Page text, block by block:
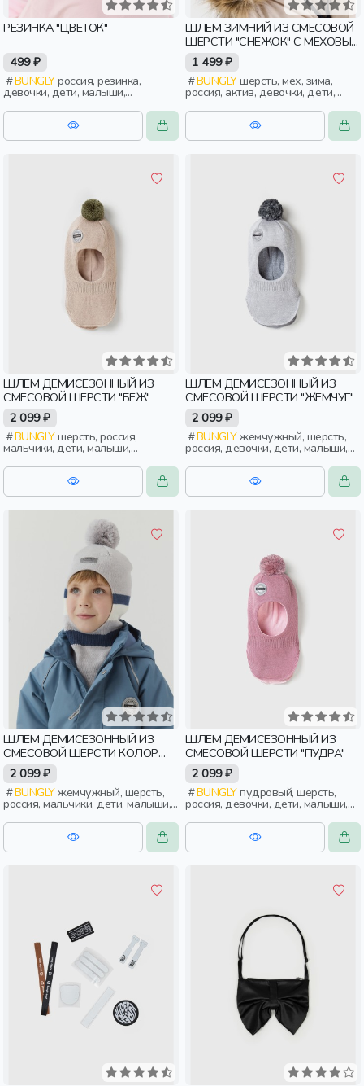
РЕЗИНКА "ЦВЕТОК"
499 ₽
BUNGLYроссия, резинка,
девочки, дети, малыши,
ШЛЕМ ЗИМНИЙ ИЗ СМЕСОВОЙ
ШЕРСТИ "СНЕЖОК" С МЕХОВЫМ
ПОМПОНОМ
1 499 ₽
BUNGLYшерсть, мех, зима,
россия, актив, девочки, дети,
малыши, дошкольники
ШЛЕМ ДЕМИСЕЗОННЫЙ ИЗ
СМЕСОВОЙ ШЕРСТИ "БЕЖ"
2 099 ₽
BUNGLYшерсть, россия,
мальчики, дети, малыши,
ШЛЕМ ДЕМИСЕЗОННЫЙ ИЗ
СМЕСОВОЙ ШЕРСТИ "ЖЕМЧУГ"
2 099 ₽
BUNGLYжемчужный, шерсть,
россия, девочки, дети, малыши,
дошкольники
ШЛЕМ ДЕМИСЕЗОННЫЙ ИЗ
СМЕСОВОЙ ШЕРСТИ КОЛОР
БЛОК "ЖЕМЧУГ"
2 099 ₽
BUNGLYжемчужный, шерсть,
россия, мальчики, дети, малыши,
дошкольники
ШЛЕМ ДЕМИСЕЗОННЫЙ ИЗ
СМЕСОВОЙ ШЕРСТИ "ПУДРА"
2 099 ₽
BUNGLYпудровый, шерсть,
россия, девочки, дети, малыши,
дошкольники